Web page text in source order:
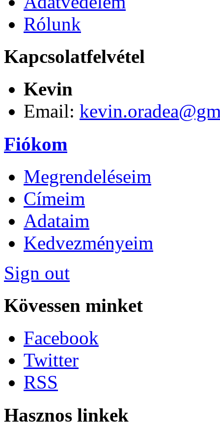
Rólunk
Kapcsolatfelvétel
Kevin
Email:
Fiókom
Megrendeléseim
Címeim
Adataim
Kedvezményeim
Sign out
Kövessen minket
Facebook
Twitter
RSS
Hasznos linkek